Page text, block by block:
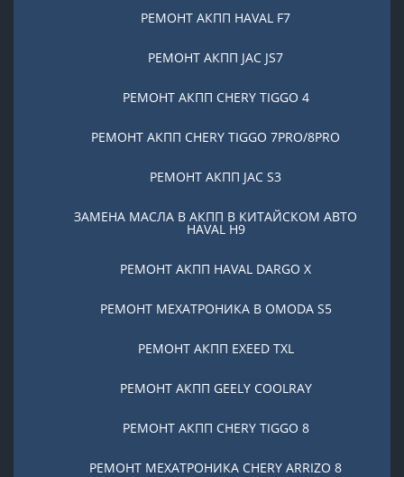
РЕМОНТ АКПП HAVAL F7
РЕМОНТ АКПП JAC JS7
РЕМОНТ АКПП CHERY TIGGO 4
РЕМОНТ АКПП CHERY TIGGO 7PRO/8PRO
РЕМОНТ АКПП JAC S3
ЗАМЕНА МАСЛА В АКПП В КИТАЙСКОМ АВТО
HAVAL H9
РЕМОНТ АКПП HAVAL DARGO X
РЕМОНТ МЕХАТРОНИКА В OMODA S5
РЕМОНТ АКПП EXEED TXL
РЕМОНТ АКПП GEELY COOLRAY
РЕМОНТ АКПП CHERY TIGGO 8
РЕМОНТ МЕХАТРОНИКА CHERY ARRIZO 8